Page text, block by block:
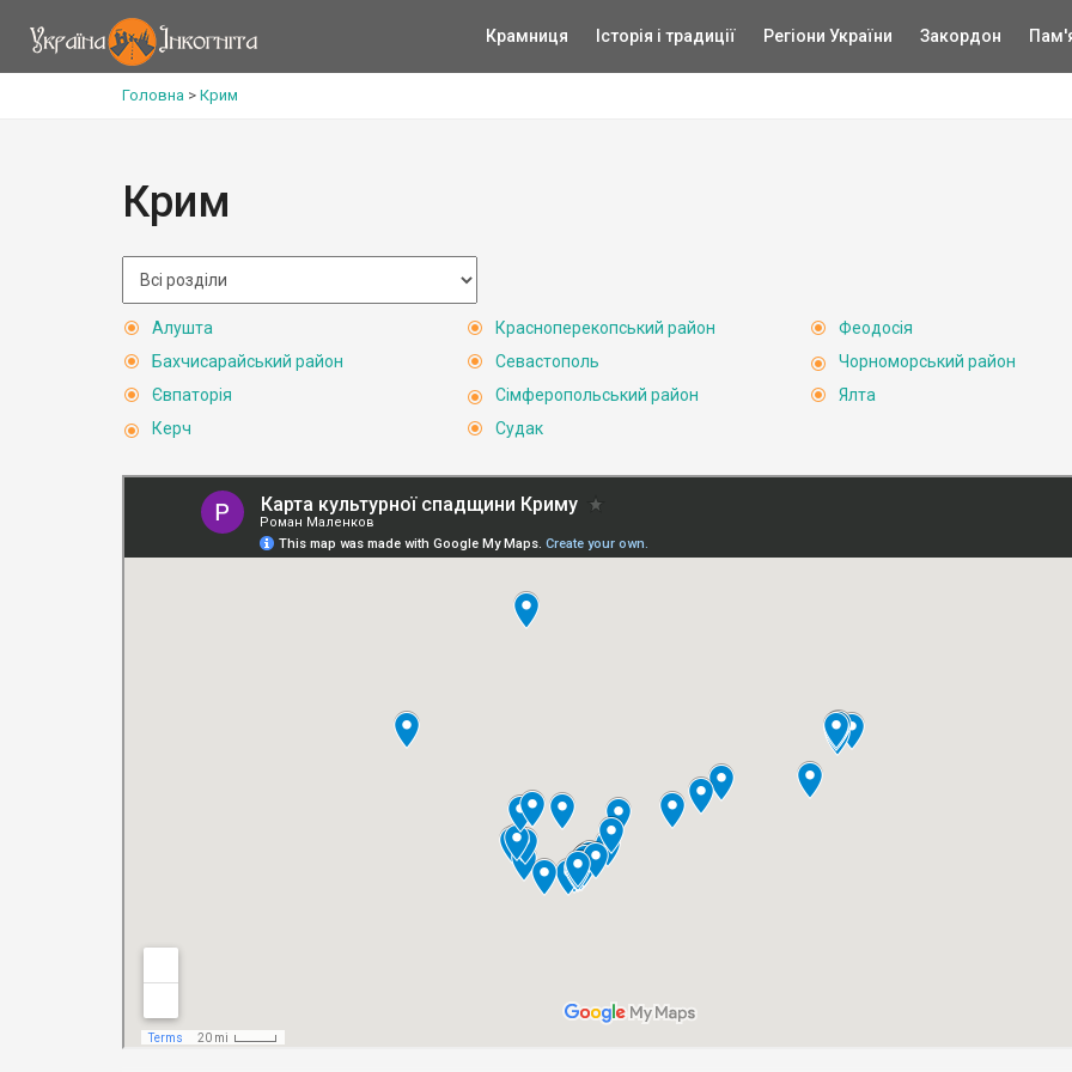
Крамниця Історія і традиції Регіони України Закордон
Головна > Крим
Крим
Алушта
Бахчисарайський район
Євпаторія
Керч
Красноперекопський район
Севастополь
Сімферопольський район
Судак
Феодосія
Чорноморський район
Ялта